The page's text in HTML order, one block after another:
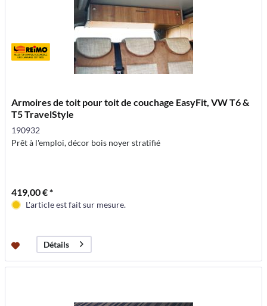
Armoires de toit pour toit de couchage EasyFit, VW T6 &
T5 TravelStyle
190932
Prêt à l'emploi, décor bois noyer stratifié
419,00 € *
L'article est fait sur mesure.
Détails